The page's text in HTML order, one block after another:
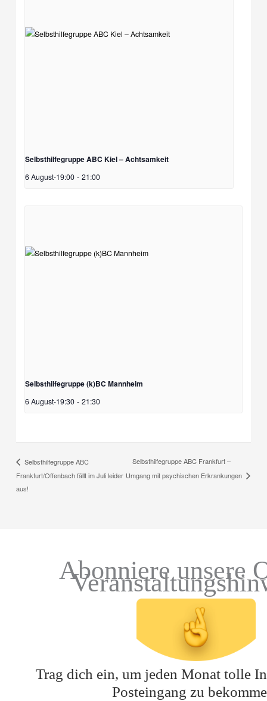
Selbsthilfegruppe ABC Kiel – Achtsamkeit
6 August-19:00 - 21:00
Selbsthilfegruppe (k)BC Mannheim
6 August-19:30 - 21:30
Selbsthilfegruppe ABC
Frankfurt/Offenbach fällt im Juli leider
aus!
Selbsthilfegruppe ABC Frankfurt –
Umgang mit psychischen Erkrankungen
Abonniere unsere
Trag dich ein, um jeden Monat tolle
Posteingang zu